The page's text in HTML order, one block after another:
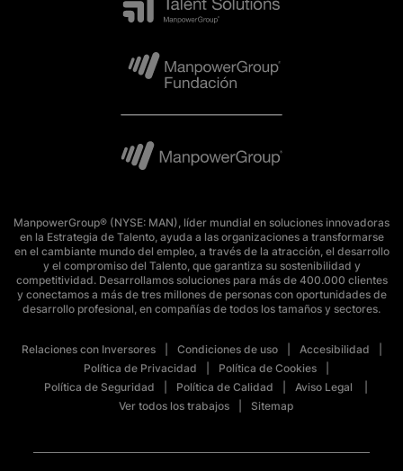
ManpowerGroup® (NYSE: MAN), líder mundial en soluciones innovadoras
en la Estrategia de Talento, ayuda a las organizaciones a transformarse
en el cambiante mundo del empleo, a través de la atracción, el desarrollo
y el compromiso del Talento, que garantiza su sostenibilidad y
competitividad. Desarrollamos soluciones para más de 400.000 clientes
y conectamos a más de tres millones de personas con oportunidades de
desarrollo profesional, en compañías de todos los tamaños y sectores.
Relaciones con Inversores Condiciones de uso
Accesibilidad
Política de Privacidad
Política de Cookies
Política de Seguridad
Política de Calidad
Aviso Legal
Ver todos los trabajos
Sitemap